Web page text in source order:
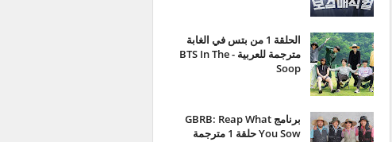
الحلقة 1 من بتس في الغابة
مترجمة للعربية - BTS In The
Soop
برنامج GBRB: Reap What
You Sow حلقة 1 مترجمة